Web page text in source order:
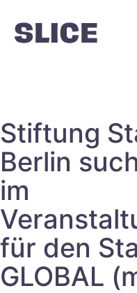
Stiftung
Berlin
im
für den
GLOBAL